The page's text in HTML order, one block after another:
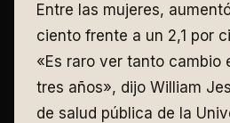
Entre las mujeres,
ciento frente a un 2,1 por
«Es raro ver tanto cambio
tres años», dijo William
de salud pública de la